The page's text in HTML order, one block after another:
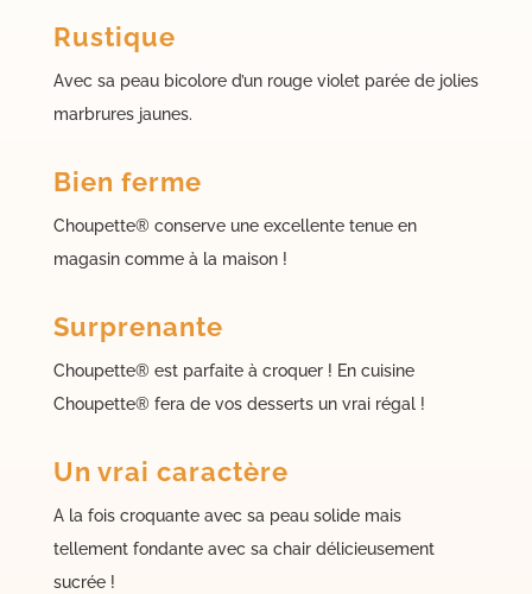
Rustique
Avec sa peau bicolore d’un rouge violet parée de jolies
marbrures jaunes.
Bien ferme
Choupette® conserve une excellente tenue en
magasin comme à la maison !
Surprenante
Choupette® est parfaite à croquer ! En cuisine
Choupette® fera de vos desserts un vrai régal !
Un vrai caractère
A la fois croquante avec sa peau solide mais
tellement fondante avec sa chair délicieusement
sucrée !